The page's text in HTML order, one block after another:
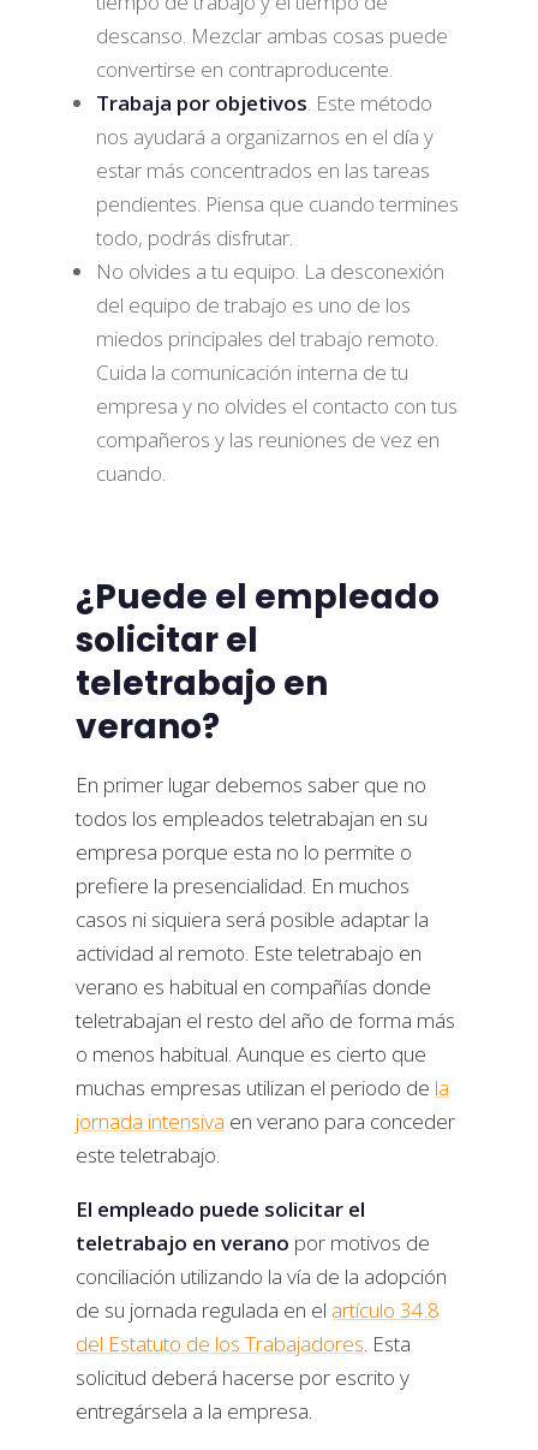
descanso. Mezclar ambas cosas puede
convertirse en contraproducente.
Trabaja por objetivos. Este método
nos ayudará a organizarnos en el día y
estar más concentrados en las tareas
pendientes. Piensa que cuando termines
todo, podrás disfrutar.
No olvides a tu equipo. La desconexión
del equipo de trabajo es uno de los
miedos principales del trabajo remoto.
Cuida la comunicación interna de tu
empresa y no olvides el contacto con tus
compañeros y las reuniones de vez en
cuando.
¿Puede el empleado
solicitar el
teletrabajo en
verano?
En primer lugar debemos saber que no
todos los empleados teletrabajan en su
empresa porque esta no lo permite o
prefiere la presencialidad. En muchos
casos ni siquiera será posible adaptar la
actividad al remoto. Este teletrabajo en
verano es habitual en compañías donde
teletrabajan el resto del año de forma más
o menos habitual. Aunque es cierto que
muchas empresas utilizan el periodo de la
jornada intensiva en verano para conceder
este teletrabajo.
El empleado puede solicitar el
teletrabajo en verano por motivos de
conciliación utilizando la vía de la adopción
de su jornada regulada en el artículo 34.8
del Estatuto de los Trabajadores. Esta
solicitud deberá hacerse por escrito y
entregársela a la empresa.